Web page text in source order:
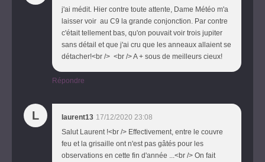
j'ai médit. Hier contre toute attente, Dame Météo m'a
laisser voir au C9 la grande conjonction. Par contre
c'était tellement bas, qu'on pouvait voir trois jupiter
sans détail et que j'ai cru que les anneaux allaient se
détacher!<br /> <br /> A + sous de meilleurs cieux!
Répondre
L laurent13 17/12/2020 23:08
Salut Laurent !<br /> Effectivement, entre le couvre
feu et la grisaille ont n'est pas gâtés pour les
observations en cette fin d'année ...<br /> On fait